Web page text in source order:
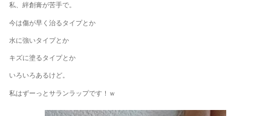
私、絆創膏が苦手で。
今は傷が早く治るタイプとか
水に強いタイプとか
キズに塗るタイプとか
いろいろあるけど。
私はずーっとサランラップです！ｗ